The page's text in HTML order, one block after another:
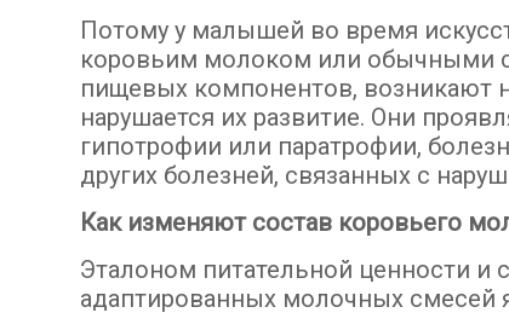
Потому у малышей во время
коровьим молоком или обычными
пищевых компонентов, возникают
нарушается их развитие. Они
гипотрофии или паратрофии,
других болезней, связанных с
Как изменяют состав коровьего
Эталоном питательной ценности и
адаптированных молочных смесей